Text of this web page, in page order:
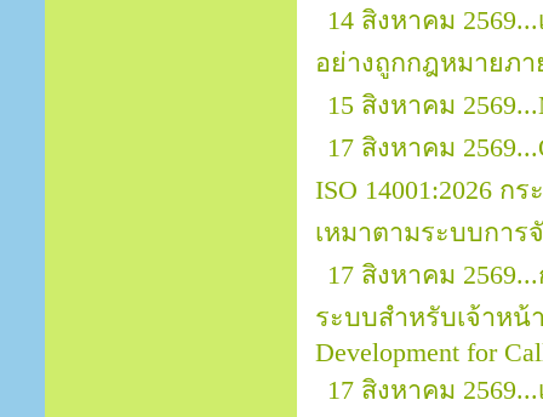
14 สิงหาคม
อย่างถูกกฎหมายภา
15 สิงหาคม
17 สิงหาคม
ISO 14001:2026
เหมาตามระบบการ
17 สิงหาคม
ระบบสำหรับเจ้าหน้า
Development for
17 สิงหาคม